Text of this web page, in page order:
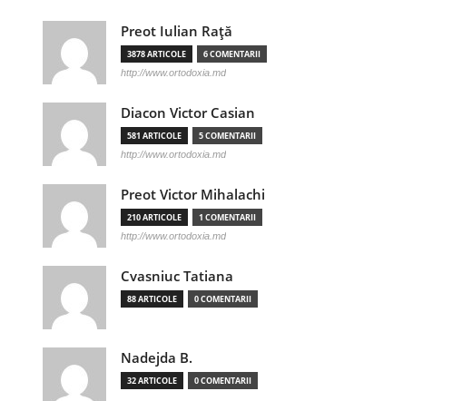
Preot Iulian Raţă
3878 ARTICOLE 6 COMENTARII
http://www.ortodoxia.md
Diacon Victor Casian
581 ARTICOLE 5 COMENTARII
http://www.ortodoxia.md
Preot Victor Mihalachi
210 ARTICOLE 1 COMENTARII
http://www.ortodoxia.md
Cvasniuc Tatiana
88 ARTICOLE 0 COMENTARII
Nadejda B.
32 ARTICOLE 0 COMENTARII